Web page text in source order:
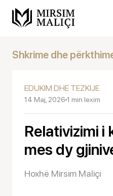
Shkrime dhe
Akide dhe menhexh
Fikh dhe adhurim
Edukim dhe tezkije
EDUKIM DHE TEZKIJE
14 Maj, 2026 1 min lexim
Relativizimi i
mes dy
Hoxhë Mirsim Maliçi